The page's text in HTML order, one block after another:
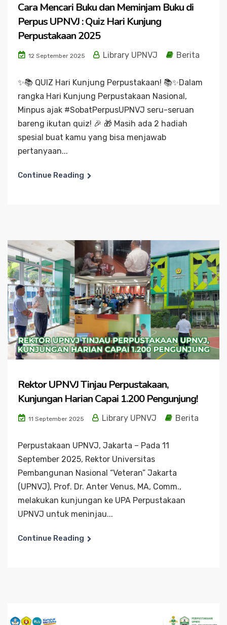
Cara Mencari Buku dan Meminjam Buku di
Perpus UPNVJ : Quiz Hari Kunjung
Perpustakaan 2025
12 September 2025 Library UPNVJ Berita
✨📚 QUIZ Hari Kunjung Perpustakaan! 📚✨Dalam
rangka Hari Kunjung Perpustakaan Nasional,
Minpus ajak #SobatPerpusUPNVJ seru-seruan
bareng ikutan quiz! 🎉 🎁 Masih ada 2 hadiah
spesial buat kamu yang bisa menjawab
pertanyaan...
Continue Reading
Rektor UPNVJ Tinjau Perpustakaan,
Kunjungan Harian Capai 1.200 Pengunjung!
11 September 2025 Library UPNVJ Berita
Perpustakaan UPNVJ, Jakarta – Pada 11
September 2025, Rektor Universitas
Pembangunan Nasional “Veteran” Jakarta
(UPNVJ), Prof. Dr. Anter Venus, MA, Comm.,
melakukan kunjungan ke UPA Perpustakaan
UPNVJ untuk meninjau...
Continue Reading